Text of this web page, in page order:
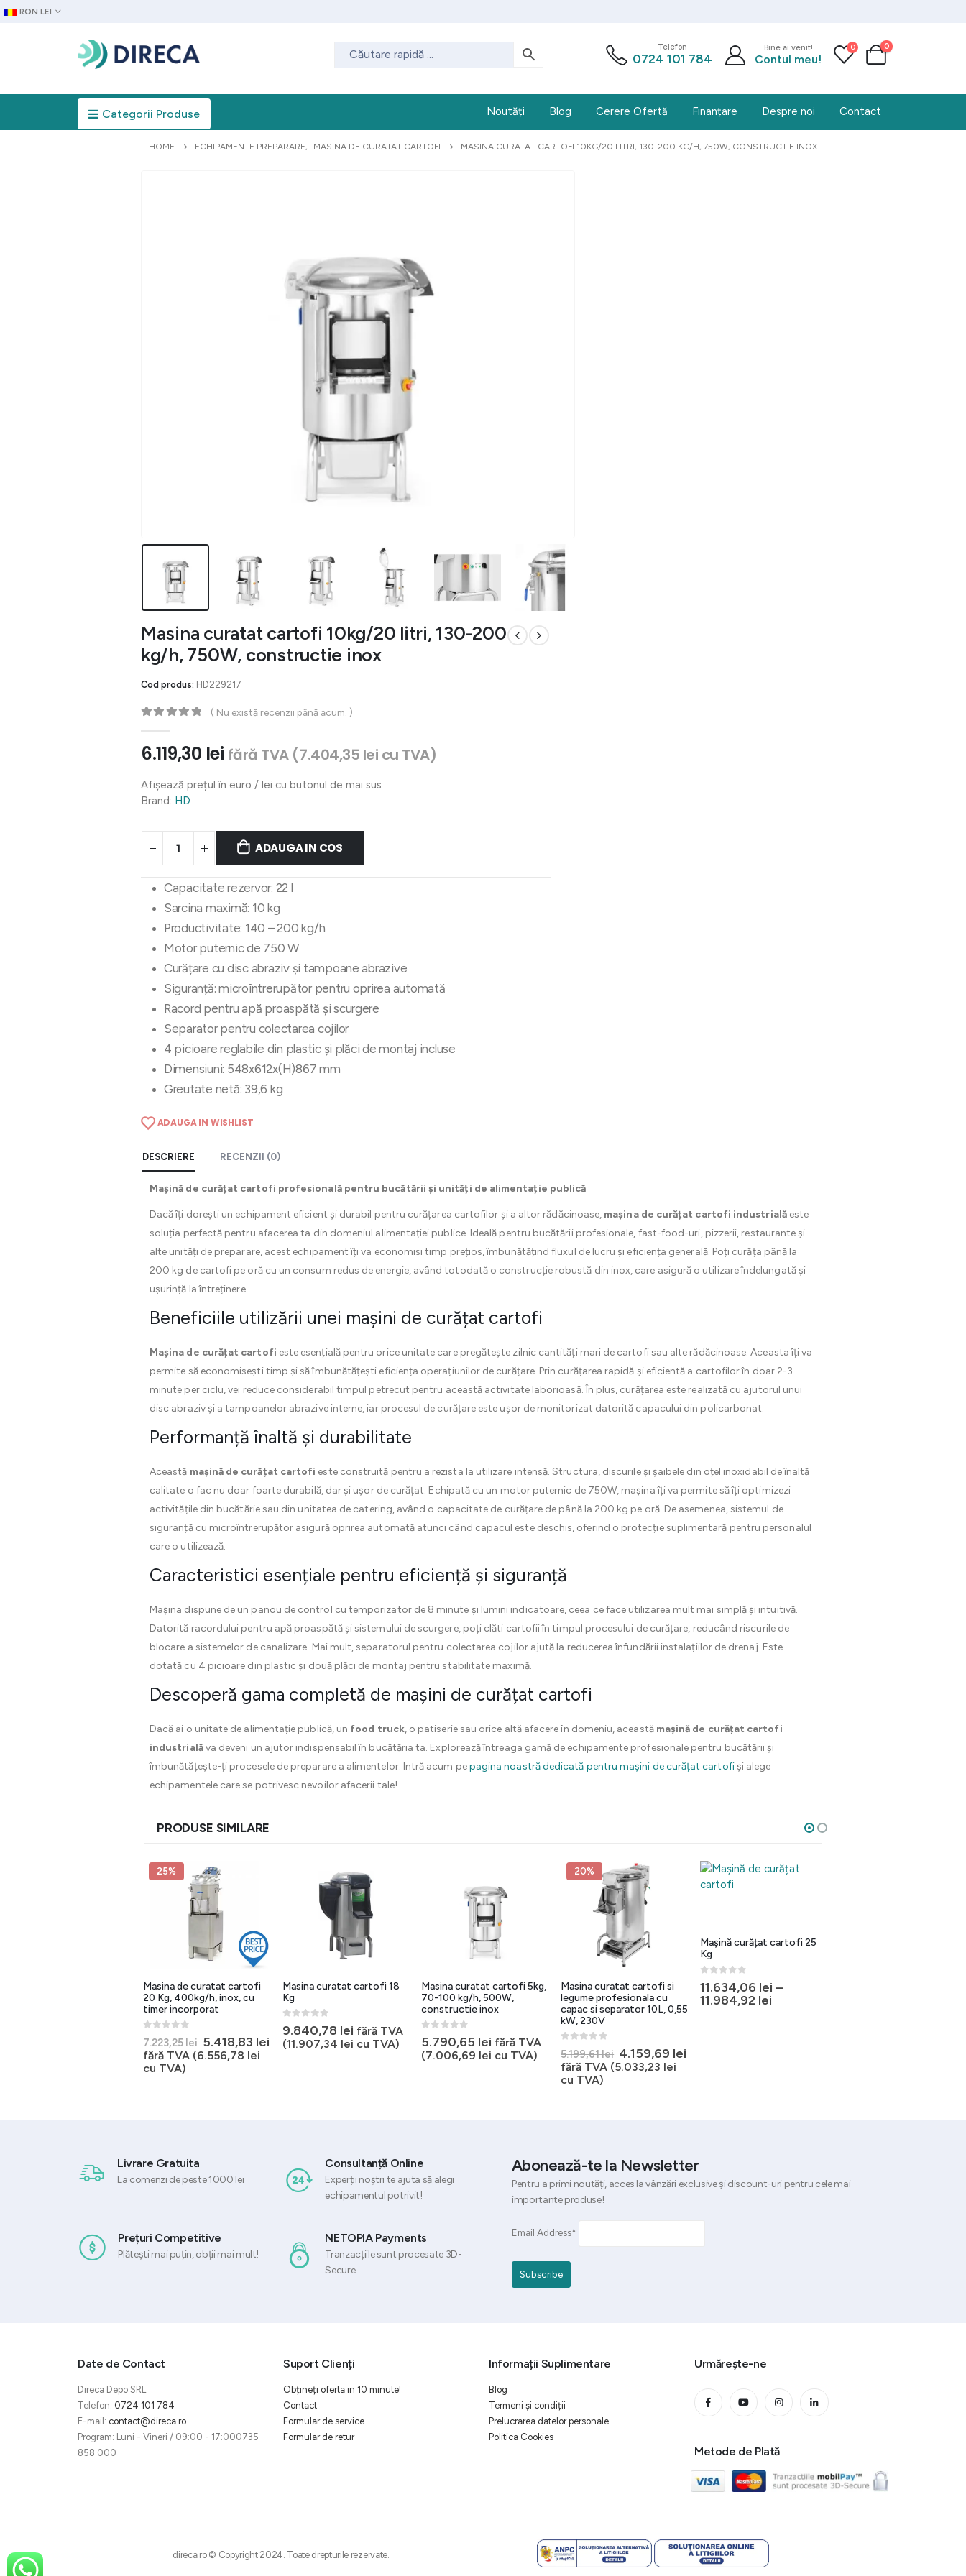
RON LEI
Telefon
0724 101 784
Bine ai venit!
Contul meu!
0 0
Categorii Produse Noutăți Blog Cerere Ofertă Finanțare Despre noi Contact
HOME ECHIPAMENTE PREPARARE, MASINA DE CURATAT CARTOFI MASINA CURATAT CARTOFI 10KG/20 LITRI, 130-200 KG/H, 750W, CONSTRUCTIE INOX
Masina curatat cartofi 10kg/20 litri, 130-200
kg/h, 750W, constructie inox
Cod produs: HD229217
( Nu există recenzii până acum. )
6.119,30 lei fără TVA (7.404,35 lei cu TVA)
Afișează prețul în euro / lei cu butonul de mai sus
Brand: HD
ADAUGA IN COS
Capacitate rezervor: 22 l
Sarcina maximă: 10 kg
Productivitate: 140 – 200 kg/h
Motor puternic de 750 W
Curățare cu disc abraziv și tampoane abrazive
Siguranță: microîntrerupător pentru oprirea automată
Racord pentru apă proaspătă și scurgere
Separator pentru colectarea cojilor
4 picioare reglabile din plastic și plăci de montaj incluse
Dimensiuni: 548x612x(H)867 mm
Greutate netă: 39,6 kg
ADAUGA IN WISHLIST
DESCRIERE RECENZII (0)
Mașină de curățat cartofi profesională pentru bucătării și unități de alimentație publică
Dacă îți dorești un echipament eficient și durabil pentru curățarea cartofilor și a altor rădăcinoase, mașina de curățat cartofi industrialăeste
soluția perfectă pentru afacerea ta din domeniul alimentației publice. Ideală pentru bucătării profesionale, fast-food-uri, pizzerii, restaurante și
alte unități de preparare, acest echipament îți va economisi timp prețios, îmbunătățind fluxul de lucru și eficiența generală. Poți curăța până la
200 kg de cartofi pe oră cu un consum redus de energie, având totodată o construcție robustă din inox, care asigură o utilizare îndelungată și
ușurință la întreținere.
Beneficiile utilizării unei mașini de curățat cartofi
Mașina de curățat cartofi este esențială pentru orice unitate care pregătește zilnic cantități mari de cartofi sau alte rădăcinoase. Aceasta îți va
permite să economisești timp și să îmbunătățești eficiența operațiunilor de curățare. Prin curățarea rapidă și eficientă a cartofilor în doar 2-3
minute per ciclu, vei reduce considerabil timpul petrecut pentru această activitate laborioasă. În plus, curățarea este realizată cu ajutorul unui
disc abraziv și a tampoanelor abrazive interne, iar procesul de curățare este ușor de monitorizat datorită capacului din policarbonat.
Performanță înaltă și durabilitate
Această mașină de curățat cartofi este construită pentru a rezista la utilizare intensă. Structura, discurile și șaibele din oțel inoxidabil de înaltă
calitate o fac nu doar foarte durabilă, dar și ușor de curățat. Echipată cu un motor puternic de 750W, mașina îți va permite să îți optimizezi
activitățile din bucătărie sau din unitatea de catering, având o capacitate de curățare de până la 200 kg pe oră. De asemenea, sistemul de
siguranță cu microîntrerupător asigură oprirea automată atunci când capacul este deschis, oferind o protecție suplimentară pentru personalul
care o utilizează.
Caracteristici esențiale pentru eficiență și siguranță
Mașina dispune de un panou de control cu temporizator de 8 minute și lumini indicatoare, ceea ce face utilizarea mult mai simplă și intuitivă.
Datorită racordului pentru apă proaspătă și sistemului de scurgere, poți clăti cartofii în timpul procesului de curățare, reducând riscurile de
blocare a sistemelor de canalizare. Mai mult, separatorul pentru colectarea cojilor ajută la reducerea înfundării instalațiilor de drenaj. Este
dotată cu 4 picioare din plastic și două plăci de montaj pentru stabilitate maximă.
Descoperă gama completă de mașini de curățat cartofi
Dacă ai o unitate de alimentație publică, un food truck, o patiserie sau orice altă afacere în domeniu, această mașină de curățat cartofi
industrialăva deveni un ajutor indispensabil în bucătăria ta. Explorează întreaga gamă de echipamente profesionale pentru bucătării și
îmbunătățește-ți procesele de preparare a alimentelor. Intră acum pepagina noastră dedicată pentru mașini de curățat cartofiși alege
echipamentele care se potrivesc nevoilor afacerii tale!
PRODUSE SIMILARE
25%
Masina de curatat cartofi
20 Kg, 400kg/h, inox, cu
timer incorporat
7.223,25lei Prețul
inițial
5.418,83 leiPrețul
curent
fără TVA (6.556,78 lei
cu TVA)
Masina curatat cartofi 18
Kg
0out of 5
9.840,78 lei fără TVA
(11.907,34 lei cu TVA)
Masina curatat cartofi 5kg,
70-100 kg/h, 500W,
constructie inox
0out of 5
5.790,65 lei fără TVA
(7.006,69 lei cu TVA)
20%
Masina curatat cartofi si
legume profesionala cu
capac si separator 10L, 0,55
kW, 230V
5.199,61lei Prețul
inițial
4.159,69 lei
fără TVA (5.033,23 lei
cu TVA)
Mașină curățat cartofi 25
Kg
11.634,06 lei –
11.984,92 lei
Livrare Gratuita
La comenzi de peste 1000 lei
Consultanță Online
Experții noștri te ajuta să alegi
echipamentul potrivit!
Prețuri Competitive
Plătești mai puțin, obții mai mult!
NETOPIA Payments
Tranzacțiile sunt procesate 3D-
Secure
Abonează-te la Newsletter
Pentru a primi noutăți, acces la vânzări exclusive și discount-uri pentru cele mai
importante produse!
Email Address*
Date de Contact
Direca Depo SRL
Telefon: 0724 101 784
E-mail: contact@direca.ro
Program: Luni - Vineri / 09:00 - 17:000735
858 000
Suport Clienți
Obțineți oferta in 10 minute!
Contact
Formular de service
Formular de retur
Informații Suplimentare
Blog
Termeni și condiții
Prelucrarea datelor personale
Politica Cookies
Urmărește-ne
Metode de Plată
direca.ro © Copyright 2024. Toate drepturile rezervate.